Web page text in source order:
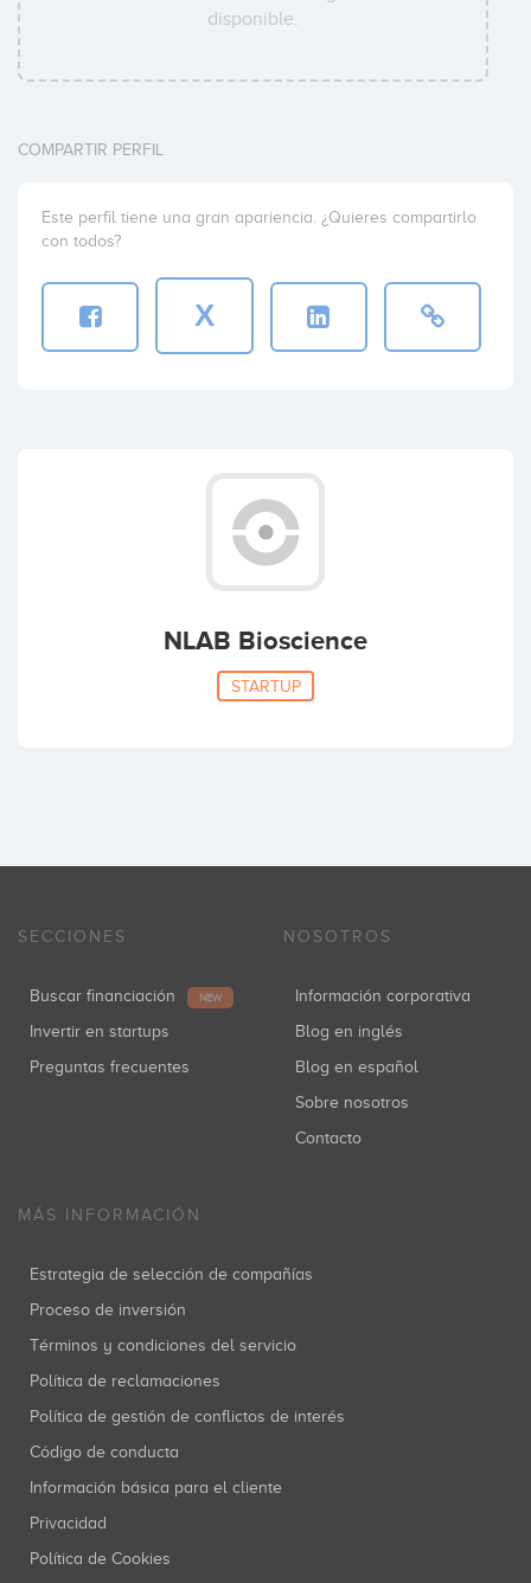
disponible.
COMPARTIR PERFIL
Este perfil tiene una gran apariencia. ¿Quieres compartirlo
con todos?
X
NLAB Bioscience
STARTUP
SECCIONES
Buscar financiación NEW
Invertir en startups
Preguntas frecuentes
NOSOTROS
Información corporativa
Blog en inglés
Blog en español
Sobre nosotros
Contacto
MÁS INFORMACIÓN
Estrategia de selección de compañías
Proceso de inversión
Términos y condiciones del servicio
Política de reclamaciones
Política de gestión de conflictos de interés
Código de conducta
Información básica para el cliente
Privacidad
Política de Cookies